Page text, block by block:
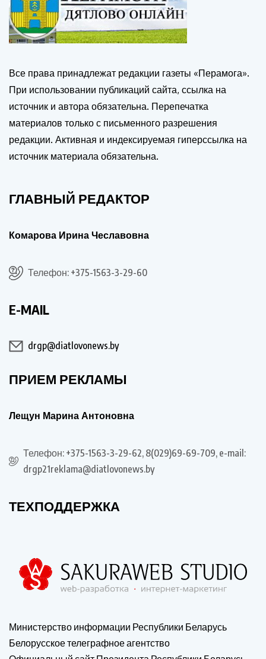
Все права принадлежат редакции газеты «Перамога».
При использовании публикаций сайта, ссылка на
источник и автора обязательна. Перепечатка
материалов только с письменного разрешения
редакции. Активная и индексируемая гиперссылка на
источник материала обязательна.
ГЛАВНЫЙ РЕДАКТОР
Комарова Ирина Чеславовна
Телефон: +375-1563-3-29-60
E-MAIL
drgp@diatlovonews.by
ПРИЕМ РЕКЛАМЫ
Лещун Марина Антоновна
Телефон: +375-1563-3-29-62, 8(029)69-69-709, e-mail:
drgp21reklama@diatlovonews.by
ТЕХПОДДЕРЖКА
Министерство информации Республики Беларусь
Белорусское телеграфное агентство